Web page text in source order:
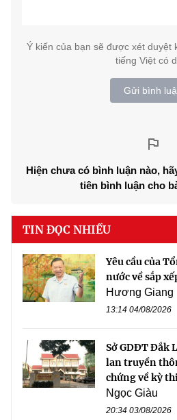
Ý kiến của bạn sẽ được xét duyệt
tiếng Việt có
Gửi bình
Hiện chưa có bình luận nào,
tiên bình luận cho
TIN ĐỌC NHIỀU
Yêu cầu của
nước về sắp
Hương Giang
13:14 04/08/2026
Sở GDĐT Đắk
lan truyền
chứng về kỳ
Ngọc Giàu
20:34 03/08/2026